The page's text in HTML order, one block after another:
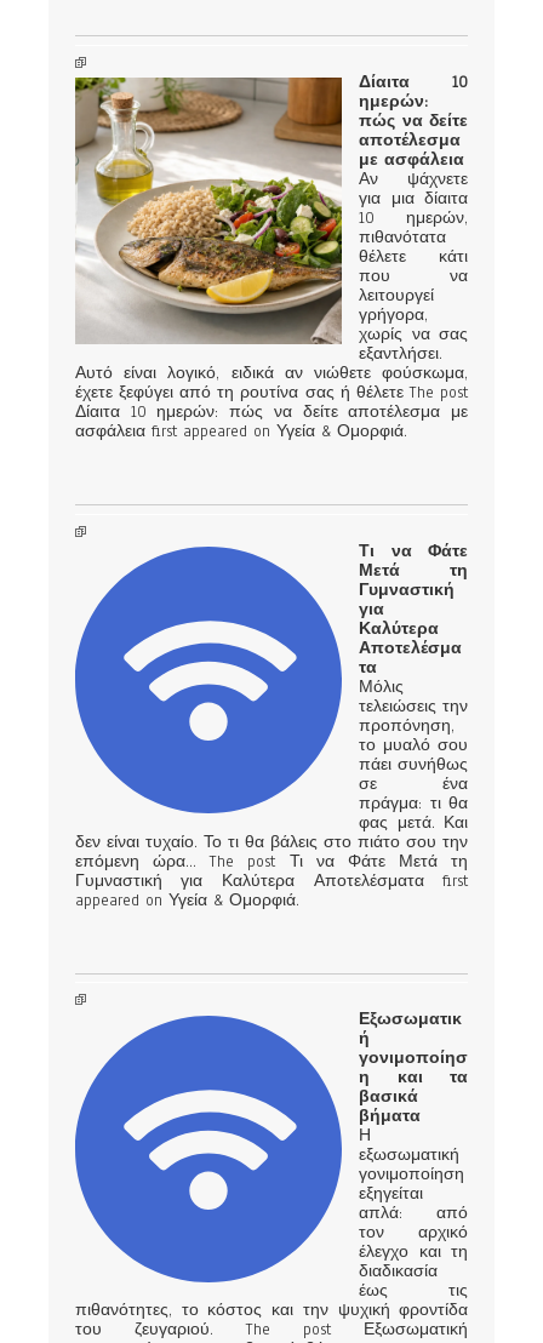
Δίαιτα 10
ημερών:
πώς να δείτε
αποτέλεσμα
με ασφάλεια
Αν ψάχνετε
για μια δίαιτα
10 ημερών,
πιθανότατα
θέλετε κάτι
που να
λειτουργεί
γρήγορα,
χωρίς να σας
εξαντλήσει.
Αυτό είναι λογικό, ειδικά αν νιώθετε φούσκωμα,
έχετε ξεφύγει από τη ρουτίνα σας ή θέλετε The post
Δίαιτα 10 ημερών: πώς να δείτε αποτέλεσμα με
ασφάλεια first appeared on Υγεία & Ομορφιά.
Τι να Φάτε
Μετά τη
Γυμναστική
για
Καλύτερα
Αποτελέσμα
τα
Μόλις
τελειώσεις την
προπόνηση,
το μυαλό σου
πάει συνήθως
σε ένα
πράγμα: τι θα
φας μετά. Και
δεν είναι τυχαίο. Το τι θα βάλεις στο πιάτο σου την
επόμενη ώρα… The post Τι να Φάτε Μετά τη
Γυμναστική για Καλύτερα Αποτελέσματα first
appeared on Υγεία & Ομορφιά.
Εξωσωματικ
ή
γονιμοποίησ
η και τα
βασικά
βήματα
Η
εξωσωματική
γονιμοποίηση
εξηγείται
απλά: από
τον αρχικό
έλεγχο και τη
διαδικασία
έως τις
πιθανότητες, το κόστος και την ψυχική φροντίδα
του ζευγαριού. The post Εξωσωματική